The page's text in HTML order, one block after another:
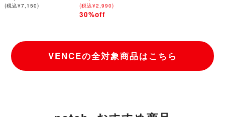
(税込¥7,150) (税込¥4,290)
→
(税込¥2,990)
30%off
VENCEの全対象商品はこちら